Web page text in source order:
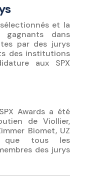
et la
dans
par des jurys
des institutions
aux SPX
Awards a été
de Viollier,
Biomet, UZ
que tous les
des jurys